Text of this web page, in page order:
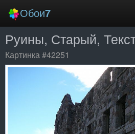
Обои7
Новые
Лучшие
Руины, Старый,
Картинка #42251